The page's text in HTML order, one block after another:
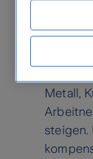
Metall,
steigen.